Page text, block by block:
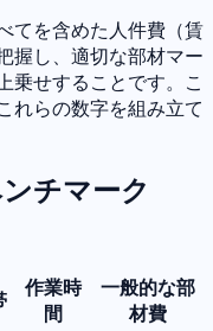
てを含めた人件費（賃
握し、適切な部材マー
乗せすることです。こ
れらの数字を組み立て
チマーク
作業時
間
一般的な部
材費